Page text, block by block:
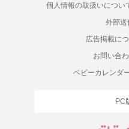
個人情報の取扱いについ
外部送
広告掲載に
お問い合
ベビーカレンダ
PC